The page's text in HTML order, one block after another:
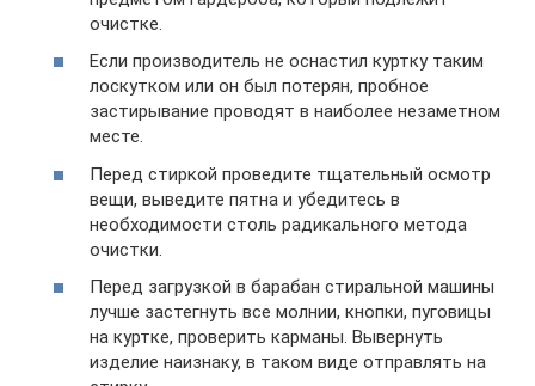
очистке.
Если производитель не оснастил куртку таким
лоскутком или он был потерян, пробное
застирывание проводят в наиболее незаметном
месте.
Перед стиркой проведите тщательный осмотр
вещи, выведите пятна и убедитесь в
необходимости столь радикального метода
очистки.
Перед загрузкой в барабан стиральной машины
лучше застегнуть все молнии, кнопки, пуговицы
на куртке, проверить карманы. Вывернуть
изделие наизнаку, в таком виде отправлять на